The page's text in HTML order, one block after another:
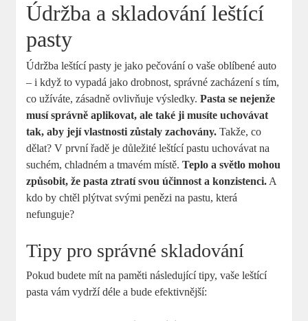
Údržba a skladování leštící
pasty
Údržba leštící pasty je jako pečování o vaše oblíbené auto
– i když to vypadá jako drobnost, správné zacházení s tím,
co užíváte, zásadně ovlivňuje výsledky.Pasta se nejenže
musí správně aplikovat, ale také ji musíte uchovávat
tak, aby její vlastnosti zůstaly zachovány. Takže, co
dělat? V první řadě je důležité leštící pastu uchovávat na
suchém, chladném a tmavém místě.Teplo a světlo mohou
způsobit, že pasta ztratí svou účinnost a konzistenci. A
kdo by chtěl plýtvat svými penězi na pastu, která
nefunguje?
Tipy pro správné skladování
Pokud budete mít na paměti následující tipy, vaše leštící
pasta vám vydrží déle a bude efektivnější: